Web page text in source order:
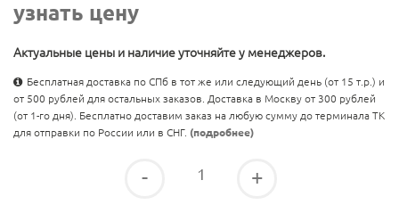
узнать цену
Актуальные цены и наличие уточняйте у менеджеров.
Бесплатная доставка по СПб в тот же или следующий день (от 15 т.р.) и
от 500 рублей для остальных заказов. Доставка в Москву от 300 рублей
(от 1-го дня). Бесплатно доставим заказ на любую сумму до терминала ТК
для отправки по России или в СНГ. (подробнее)
- +